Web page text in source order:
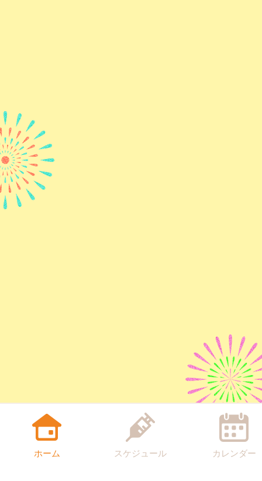
ホーム スケジュール カレンダー